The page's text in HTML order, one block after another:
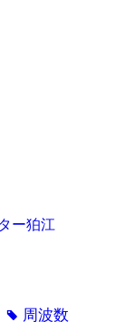
ー狛江
tag 周波数